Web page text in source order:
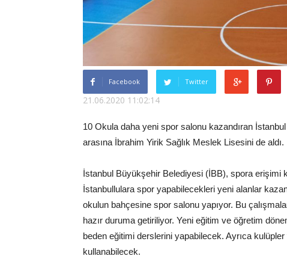
Facebook Twitter
21.06.2020 11:02:14
10 Okula daha yeni spor salonu kazandıran
arasına İbrahim Yirik Sağlık Meslek Lisesini de aldı.
İstanbul Büyükşehir Belediyesi (İBB), spora erişimi
İstanbullulara spor yapabilecekleri yeni alanlar
okulun bahçesine spor salonu yapıyor. Bu
hazır duruma getiriliyor. Yeni eğitim ve öğretim
beden eğitimi derslerini yapabilecek. Ayrıca
kullanabilecek.